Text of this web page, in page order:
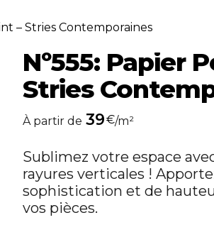
– Stries Contemporaines
Nº555: Papier
Stries
À partir de 39€/m²
Sublimez votre espace
rayures verticales !
sophistication et de
vos pièces.